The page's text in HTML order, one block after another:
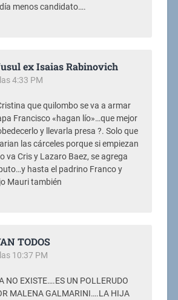
menos candidato….
ex Isaias Rabinovich
4:33 PM
que quilombo se va a armar
Francisco «hagan lío»…que mejor
y llevarla presa ?. Solo que
las cárceles porque si empiezan
va Cris y Lazaro Baez, se agrega
hasta el padrino Franco y
Mauri también
TODOS
10:37 PM
NO EXISTE….ES UN POLLERUDO
MALENA GALMARINI….LA HIJA